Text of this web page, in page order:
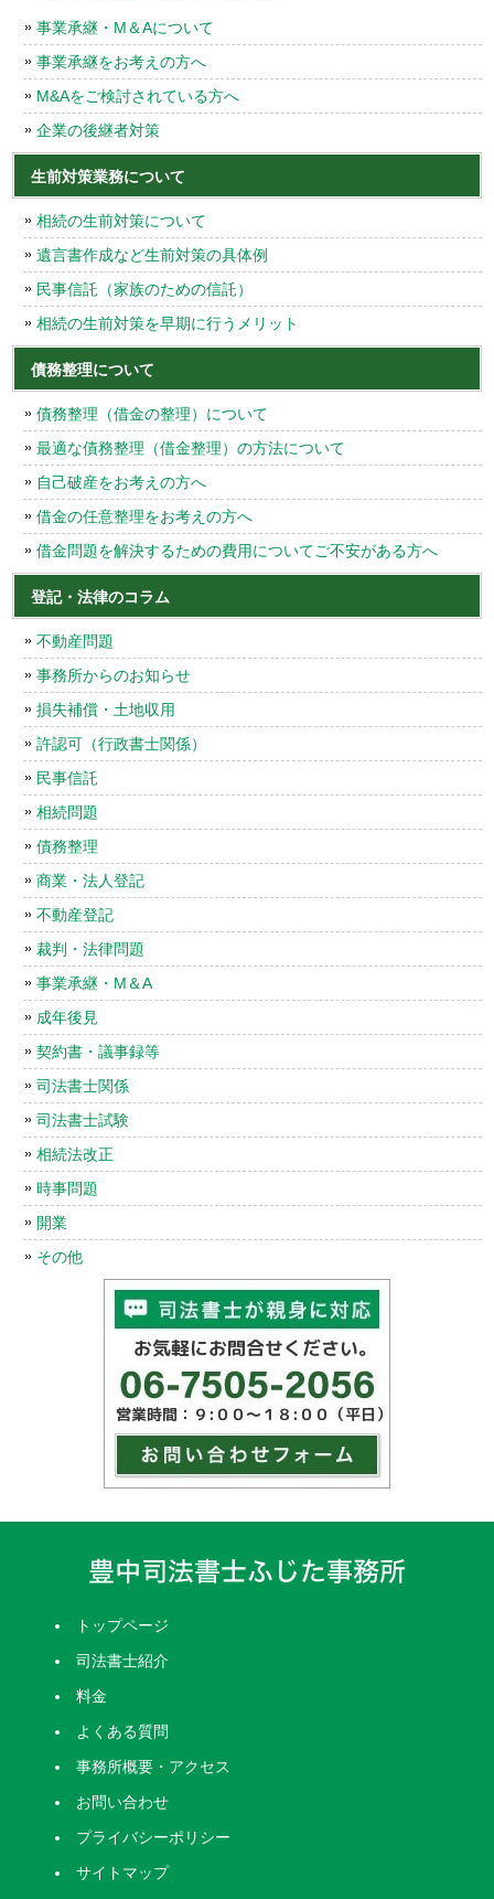
事業承継・M＆Aについて
事業承継をお考えの方へ
M&Aをご検討されている方へ
企業の後継者対策
生前対策業務について
相続の生前対策について
遺言書作成など生前対策の具体例
民事信託（家族のための信託）
相続の生前対策を早期に行うメリット
債務整理について
債務整理（借金の整理）について
最適な債務整理（借金整理）の方法について
自己破産をお考えの方へ
借金の任意整理をお考えの方へ
借金問題を解決するための費用についてご不安がある方へ
登記・法律のコラム
不動産問題
事務所からのお知らせ
損失補償・土地収用
許認可（行政書士関係）
民事信託
相続問題
債務整理
商業・法人登記
不動産登記
裁判・法律問題
事業承継・M＆A
成年後見
契約書・議事録等
司法書士関係
司法書士試験
相続法改正
時事問題
開業
その他
トップページ
司法書士紹介
料金
よくある質問
事務所概要・アクセス
お問い合わせ
プライバシーポリシー
サイトマップ